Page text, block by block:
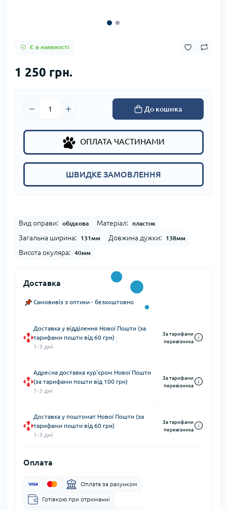
Є в наявності
1 250 грн.
До кошика
ОПЛАТА ЧАСТИНАМИ
ШВИДКЕ ЗАМОВЛЕННЯ
Вид оправи: обідкова Матеріал: пластик
Загальна ширина: 131мм Довжина дужки: 138мм
Висота окуляра: 40мм
Доставка
Самовивіз з оптики - безкоштовно
Доставка у відділення Нової Пошти (за
тарифами пошти від 60 грн)
1-3 дні
За тарифами
перевізника
Адресна доставка кур'єром Нової Пошти
(за тарифами пошти від 100 грн)
1-3 дні
За тарифами
перевізника
Доставка у поштомат Нової Пошти (за
тарифами пошти від 60 грн)
1-3 дні
За тарифами
перевізника
Оплата
Оплата за рахунком
Готівкою при отриманні